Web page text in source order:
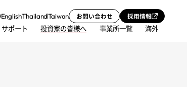
サポート 投資家の皆様へ 事業所一覧 海外
EnglishThailandTaiwan お問い合わせ 採用情報